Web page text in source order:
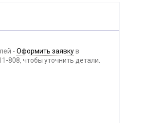
- Оформить заявкув
808, чтобы уточнить детали.